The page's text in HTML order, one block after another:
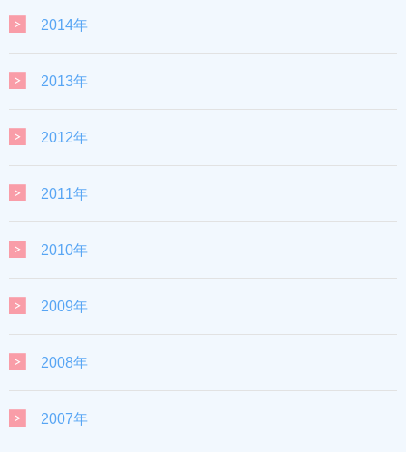
2014年
2013年
2012年
2011年
2010年
2009年
2008年
2007年